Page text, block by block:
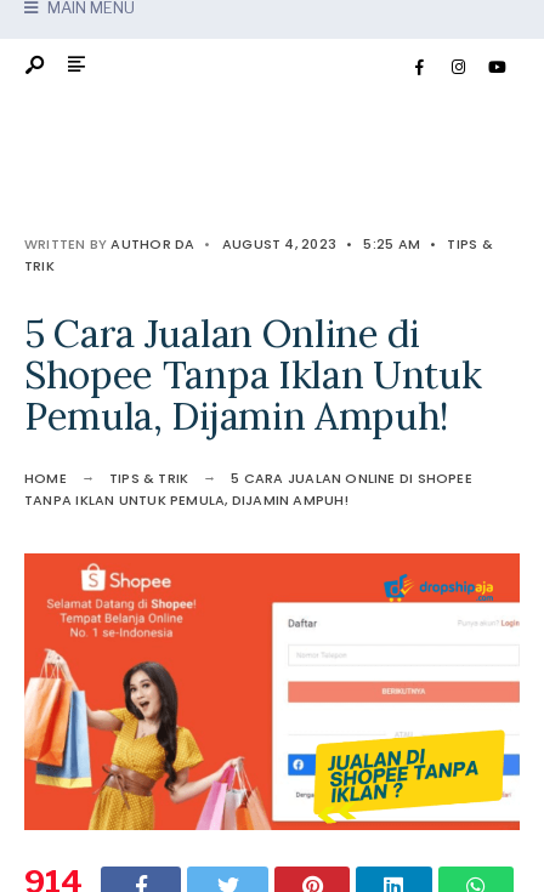
MAIN MENU
WRITTEN BYAUTHOR DA • AUGUST 4, 2023 • 5:25 AM •
TIPS &
TRIK
5 Cara Jualan Online di
Shopee Tanpa Iklan Untuk
Pemula, Dijamin Ampuh!
HOME TIPS & TRIK
5 CARA JUALAN ONLINE DI SHOPEE
TANPA IKLAN UNTUK PEMULA, DIJAMIN AMPUH!
914